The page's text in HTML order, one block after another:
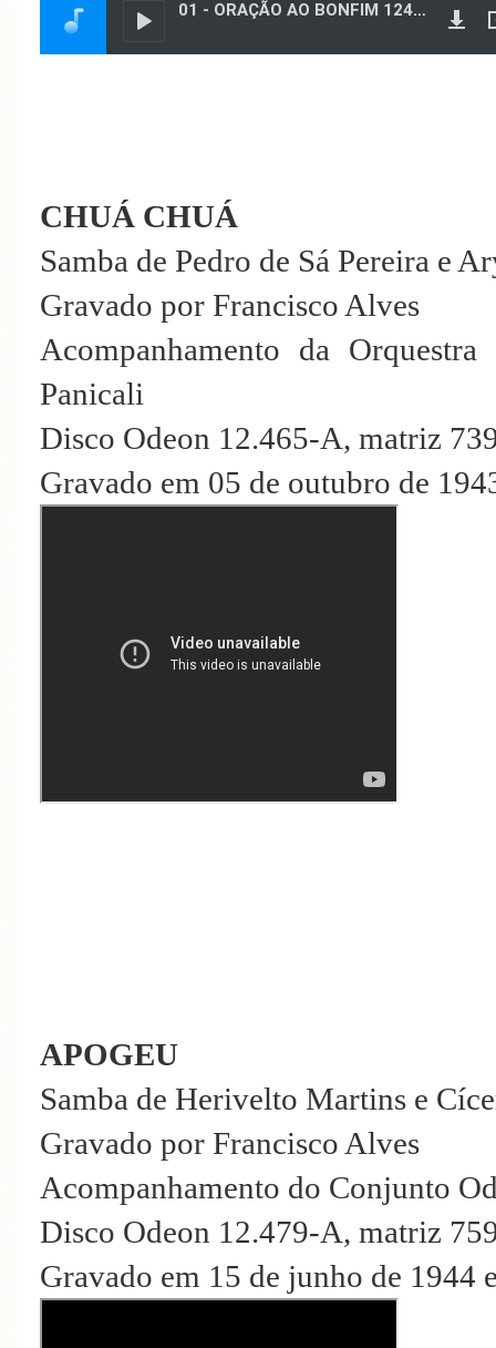
CHUÁ CHUÁ
Samba de Pedro de Sá Pereira e
Gravado por Francisco Alves
Acompanhamento da
Panicali
Disco Odeon 12.465-A, matriz
Gravado em 05 de outubro de
APOGEU
Samba de Herivelto Martins e
Gravado por Francisco Alves
Acompanhamento do Conjunto
Disco Odeon 12.479-A, matriz
Gravado em 15 de junho de 1944